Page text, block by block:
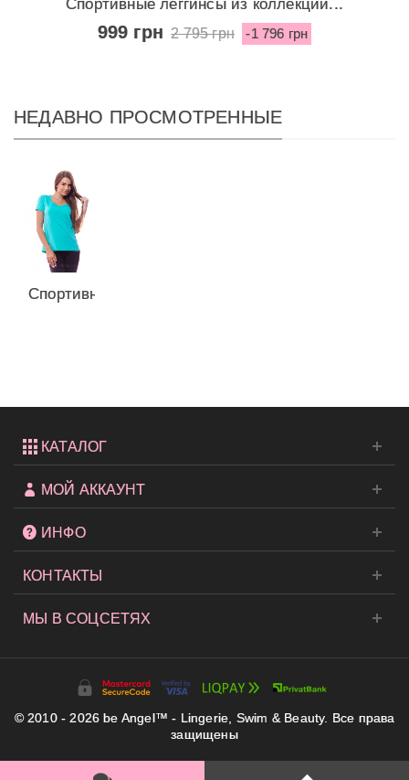
999 грн 2 795 грн -1 796 грн
НЕДАВНО ПРОСМОТРЕННЫЕ
Спортивная
КАТАЛОГ
МОЙ АККАУНТ
ИНФО
КОНТАКТЫ
МЫ В СОЦСЕТЯХ
© 2010 - 2026 be Angel™ - Lingerie, Swim & Beauty. Все права
защищены